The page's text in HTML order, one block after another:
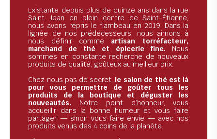
Existante depuis plus de quinze ans dans la rue
Saint Jean en plein centre de Saint-Étienne,
nous avons repris le flambeau en 2019. Dans la
lignée de nos prédécesseurs, nous aimons à
nous définir comme artisan torréfacteur,
marchand de thé et épicerie fine. Nous
sommes en constante recherche de nouveaux
produits de qualité, goûteux au meilleur prix.
Chez nous pas de secret, le salon de thé est là
pour vous permettre de goûter tous les
produits de la boutique et déguster les
nouveautés. Notre point d’honneur, vous
accueillir dans la bonne humeur et vous faire
partager — sinon vous faire envie — avec nos
produits venus des 4 coins de la planète.